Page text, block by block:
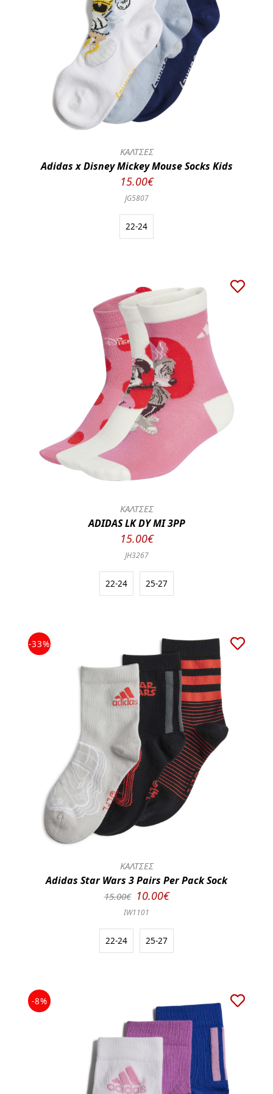
ΚΑΛΤΣΕΣ
Adidas x Disney Mickey Mouse Socks Kids
15.00€
JG5807
22-24
ΚΑΛΤΣΕΣ
ADIDAS LK DY MI 3PP
15.00€
JH3267
22-24 25-27
-33%
ΚΑΛΤΣΕΣ
Adidas Star Wars 3 Pairs Per Pack Sock
15.00€ 10.00€
IW1101
22-24 25-27
-8%